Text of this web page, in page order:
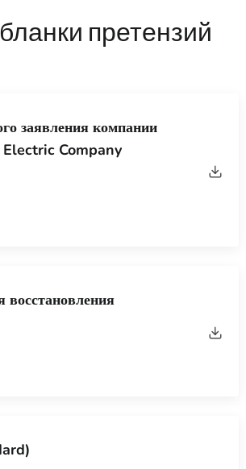
претензий
заявления компании
Company